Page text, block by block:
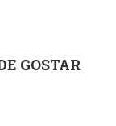
GOSTAR